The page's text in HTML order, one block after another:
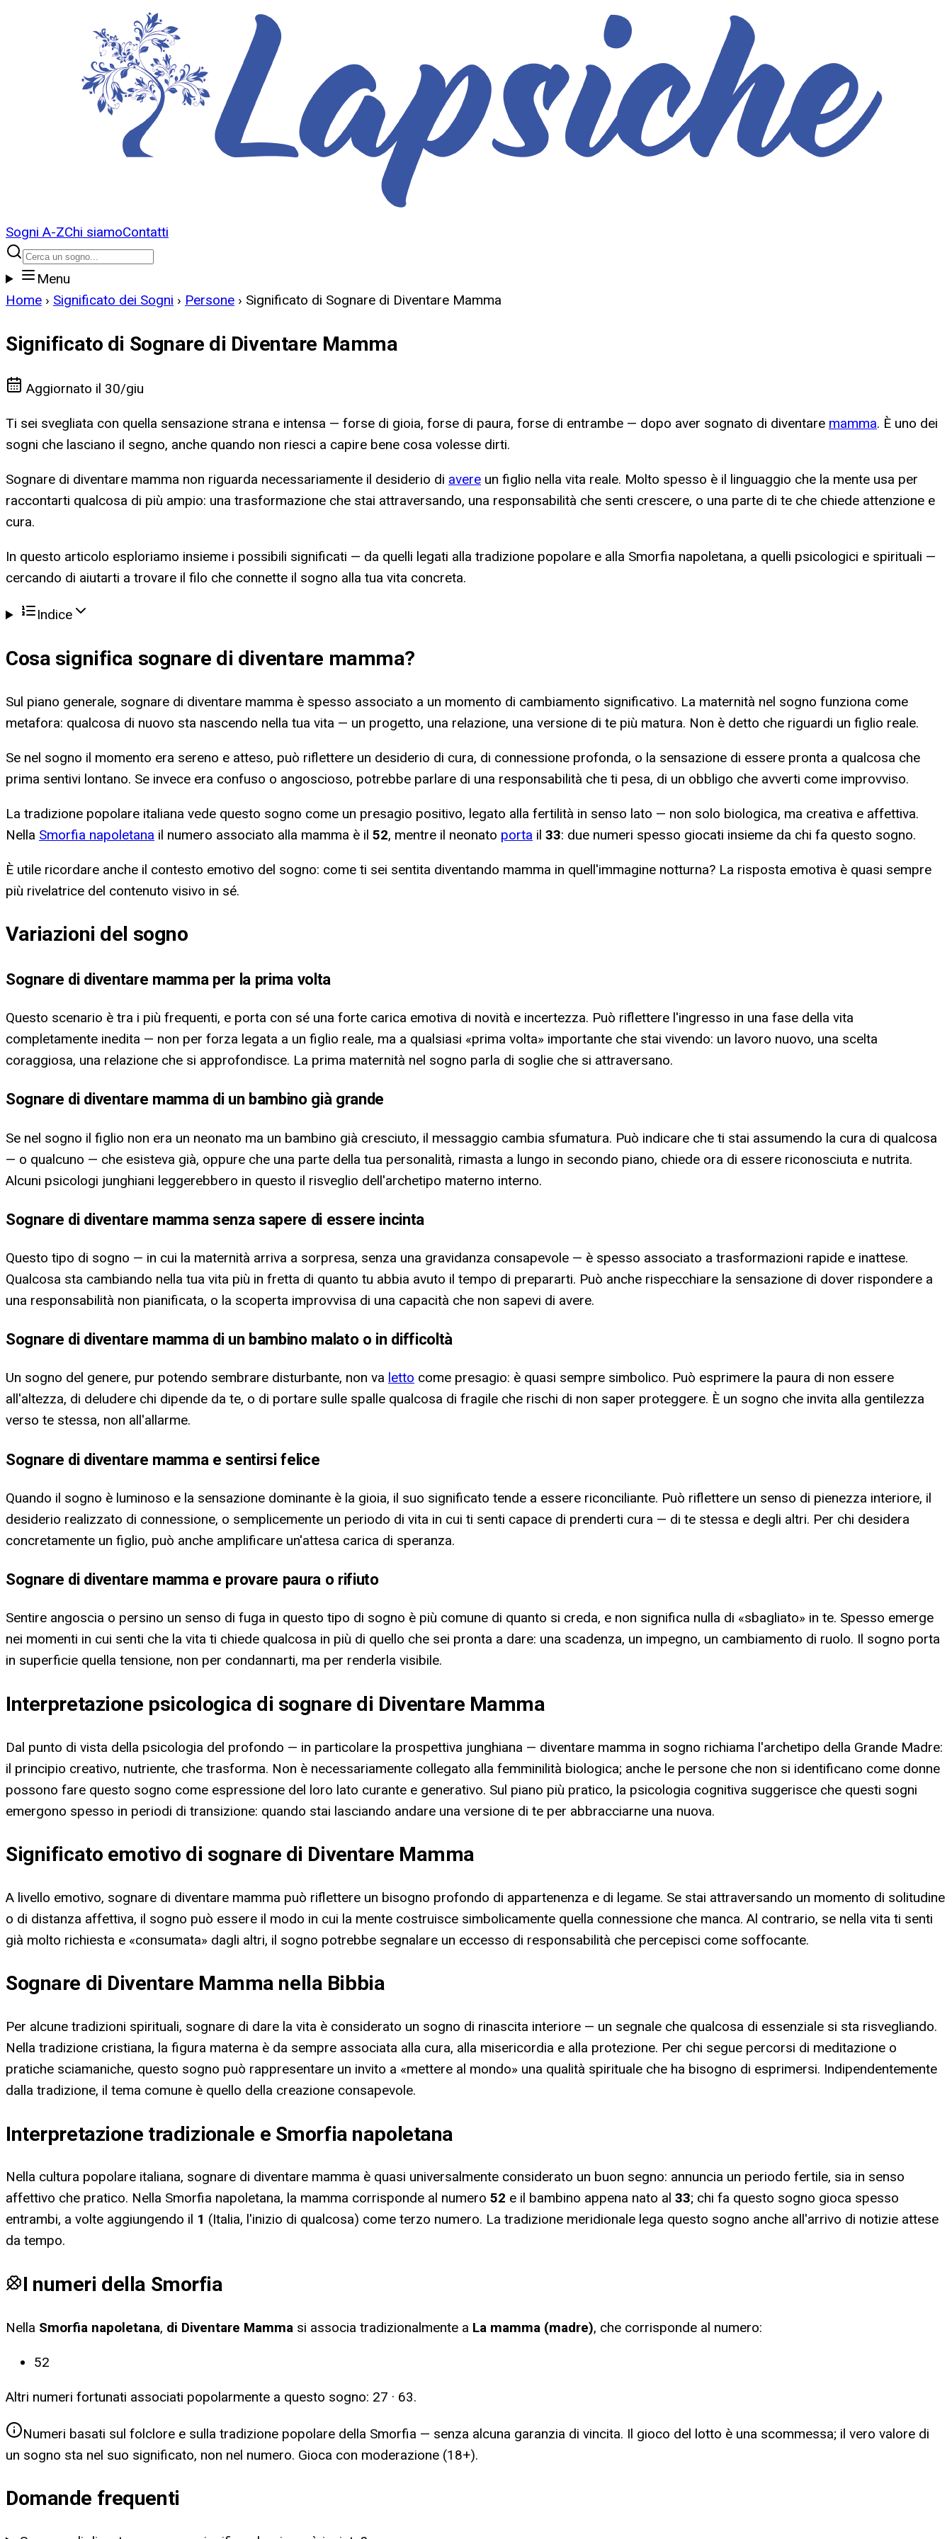
Sogni A-ZChi siamoContatti
Menu
Home › Significato dei Sogni › Persone › Significato di Sognare di Diventare Mamma
Significato di Sognare di Diventare Mamma
Aggiornato il 30/giu
Ti sei svegliata con quella sensazione strana e intensa — forse di gioia, forse di paura, forse di entrambe — dopo aver sognato di diventare mamma. È uno dei
sogni che lasciano il segno, anche quando non riesci a capire bene cosa volesse dirti.
Sognare di diventare mamma non riguarda necessariamente il desiderio di avere un figlio nella vita reale. Molto spesso è il linguaggio che la mente usa per
raccontarti qualcosa di più ampio: una trasformazione che stai attraversando, una responsabilità che senti crescere, o una parte di te che chiede attenzione e
cura.
In questo articolo esploriamo insieme i possibili significati — da quelli legati alla tradizione popolare e alla Smorfia napoletana, a quelli psicologici e spirituali —
cercando di aiutarti a trovare il filo che connette il sogno alla tua vita concreta.
Indice
Cosa significa sognare di diventare mamma?
Sul piano generale, sognare di diventare mamma è spesso associato a un momento di cambiamento significativo. La maternità nel sogno funziona come
metafora: qualcosa di nuovo sta nascendo nella tua vita — un progetto, una relazione, una versione di te più matura. Non è detto che riguardi un figlio reale.
Se nel sogno il momento era sereno e atteso, può riflettere un desiderio di cura, di connessione profonda, o la sensazione di essere pronta a qualcosa che
prima sentivi lontano. Se invece era confuso o angoscioso, potrebbe parlare di una responsabilità che ti pesa, di un obbligo che avverti come improvviso.
La tradizione popolare italiana vede questo sogno come un presagio positivo, legato alla fertilità in senso lato — non solo biologica, ma creativa e affettiva.
Nella Smorfia napoletana il numero associato alla mamma è il 52, mentre il neonato porta il 33: due numeri spesso giocati insieme da chi fa questo sogno.
È utile ricordare anche il contesto emotivo del sogno: come ti sei sentita diventando mamma in quell'immagine notturna? La risposta emotiva è quasi sempre
più rivelatrice del contenuto visivo in sé.
Variazioni del sogno
Sognare di diventare mamma per la prima volta
Questo scenario è tra i più frequenti, e porta con sé una forte carica emotiva di novità e incertezza. Può riflettere l'ingresso in una fase della vita
completamente inedita — non per forza legata a un figlio reale, ma a qualsiasi «prima volta» importante che stai vivendo: un lavoro nuovo, una scelta
coraggiosa, una relazione che si approfondisce. La prima maternità nel sogno parla di soglie che si attraversano.
Sognare di diventare mamma di un bambino già grande
Se nel sogno il figlio non era un neonato ma un bambino già cresciuto, il messaggio cambia sfumatura. Può indicare che ti stai assumendo la cura di qualcosa
— o qualcuno — che esisteva già, oppure che una parte della tua personalità, rimasta a lungo in secondo piano, chiede ora di essere riconosciuta e nutrita.
Alcuni psicologi junghiani leggerebbero in questo il risveglio dell'archetipo materno interno.
Sognare di diventare mamma senza sapere di essere incinta
Questo tipo di sogno — in cui la maternità arriva a sorpresa, senza una gravidanza consapevole — è spesso associato a trasformazioni rapide e inattese.
Qualcosa sta cambiando nella tua vita più in fretta di quanto tu abbia avuto il tempo di prepararti. Può anche rispecchiare la sensazione di dover rispondere a
una responsabilità non pianificata, o la scoperta improvvisa di una capacità che non sapevi di avere.
Sognare di diventare mamma di un bambino malato o in difficoltà
Un sogno del genere, pur potendo sembrare disturbante, non va letto come presagio: è quasi sempre simbolico. Può esprimere la paura di non essere
all'altezza, di deludere chi dipende da te, o di portare sulle spalle qualcosa di fragile che rischi di non saper proteggere. È un sogno che invita alla gentilezza
verso te stessa, non all'allarme.
Sognare di diventare mamma e sentirsi felice
Quando il sogno è luminoso e la sensazione dominante è la gioia, il suo significato tende a essere riconciliante. Può riflettere un senso di pienezza interiore, il
desiderio realizzato di connessione, o semplicemente un periodo di vita in cui ti senti capace di prenderti cura — di te stessa e degli altri. Per chi desidera
concretamente un figlio, può anche amplificare un'attesa carica di speranza.
Sognare di diventare mamma e provare paura o rifiuto
Sentire angoscia o persino un senso di fuga in questo tipo di sogno è più comune di quanto si creda, e non significa nulla di «sbagliato» in te. Spesso emerge
nei momenti in cui senti che la vita ti chiede qualcosa in più di quello che sei pronta a dare: una scadenza, un impegno, un cambiamento di ruolo. Il sogno porta
in superficie quella tensione, non per condannarti, ma per renderla visibile.
Interpretazione psicologica di sognare di Diventare Mamma
Dal punto di vista della psicologia del profondo — in particolare la prospettiva junghiana — diventare mamma in sogno richiama l'archetipo della Grande Madre:
il principio creativo, nutriente, che trasforma. Non è necessariamente collegato alla femminilità biologica; anche le persone che non si identificano come donne
possono fare questo sogno come espressione del loro lato curante e generativo. Sul piano più pratico, la psicologia cognitiva suggerisce che questi sogni
emergono spesso in periodi di transizione: quando stai lasciando andare una versione di te per abbracciarne una nuova.
Significato emotivo di sognare di Diventare Mamma
A livello emotivo, sognare di diventare mamma può riflettere un bisogno profondo di appartenenza e di legame. Se stai attraversando un momento di solitudine
o di distanza affettiva, il sogno può essere il modo in cui la mente costruisce simbolicamente quella connessione che manca. Al contrario, se nella vita ti senti
già molto richiesta e «consumata» dagli altri, il sogno potrebbe segnalare un eccesso di responsabilità che percepisci come soffocante.
Sognare di Diventare Mamma nella Bibbia
Per alcune tradizioni spirituali, sognare di dare la vita è considerato un sogno di rinascita interiore — un segnale che qualcosa di essenziale si sta risvegliando.
Nella tradizione cristiana, la figura materna è da sempre associata alla cura, alla misericordia e alla protezione. Per chi segue percorsi di meditazione o
pratiche sciamaniche, questo sogno può rappresentare un invito a «mettere al mondo» una qualità spirituale che ha bisogno di esprimersi. Indipendentemente
dalla tradizione, il tema comune è quello della creazione consapevole.
Interpretazione tradizionale e Smorfia napoletana
Nella cultura popolare italiana, sognare di diventare mamma è quasi universalmente considerato un buon segno: annuncia un periodo fertile, sia in senso
affettivo che pratico. Nella Smorfia napoletana, la mamma corrisponde al numero 52 e il bambino appena nato al 33; chi fa questo sogno gioca spesso
entrambi, a volte aggiungendo il 1 (Italia, l'inizio di qualcosa) come terzo numero. La tradizione meridionale lega questo sogno anche all'arrivo di notizie attese
da tempo.
I numeri della Smorfia
Nella Smorfia napoletana, di Diventare Mamma si associa tradizionalmente a La mamma (madre), che corrisponde al numero:
52
Altri numeri fortunati associati popolarmente a questo sogno: 27 · 63.
Numeri basati sul folclore e sulla tradizione popolare della Smorfia — senza alcuna garanzia di vincita. Il gioco del lotto è una scommessa; il vero valore di
un sogno sta nel suo significato, non nel numero. Gioca con moderazione (18+).
Domande frequenti